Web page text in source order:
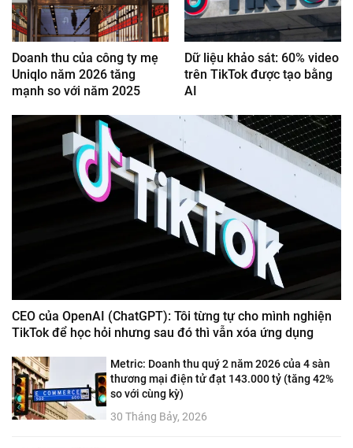
Doanh thu của công ty mẹ
Uniqlo năm 2026 tăng
mạnh so với năm 2025
Dữ liệu khảo sát: 60% video
trên TikTok được tạo bằng
AI
CEO của OpenAI (ChatGPT): Tôi từng tự cho mình nghiện
TikTok để học hỏi nhưng sau đó thì vẫn xóa ứng dụng
Metric: Doanh thu quý 2 năm 2026 của 4 sàn
thương mại điện tử đạt 143.000 tỷ (tăng 42%
so với cùng kỳ)
30 Tháng Bảy, 2026